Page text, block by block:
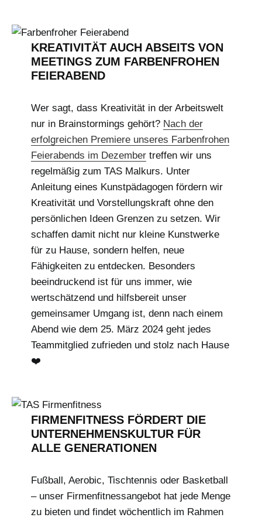
KREATIVITÄT AUCH ABSEITS VON
MEETINGS ZUM FARBENFROHEN
FEIERABEND
Wer sagt, dass Kreativität in der Arbeitswelt
nur in Brainstormings gehört? Nach der
erfolgreichen Premiere unseres Farbenfrohen
Feierabends im Dezembertreffen wir uns
regelmäßig zum TAS Malkurs. Unter
Anleitung eines Kunstpädagogen fördern wir
Kreativität und Vorstellungskraft ohne den
persönlichen Ideen Grenzen zu setzen. Wir
schaffen damit nicht nur kleine Kunstwerke
für zu Hause, sondern helfen, neue
Fähigkeiten zu entdecken. Besonders
beeindruckend ist für uns immer, wie
wertschätzend und hilfsbereit unser
gemeinsamer Umgang ist, denn nach einem
Abend wie dem 25. März 2024 geht jedes
Teammitglied zufrieden und stolz nach Hause
❤️
FIRMENFITNESS FÖRDERT DIE
UNTERNEHMENSKULTUR FÜR
ALLE GENERATIONEN
Fußball, Aerobic, Tischtennis oder Basketball
– unser Firmenfitnessangebot hat jede Menge
zu bieten und findet wöchentlich im Rahmen